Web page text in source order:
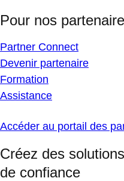
Pour nos
Partner Connect
Devenir partenaire
Formation
Assistance
Accéder au portail des
Créez des
de confiance